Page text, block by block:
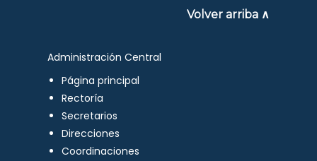
Volver arriba ∧
Administración Central
Página principal
Rectoría
Secretarios
Direcciones
Coordinaciones